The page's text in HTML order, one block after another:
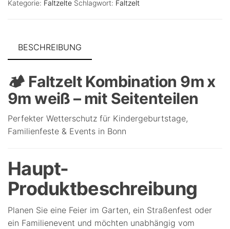
Kategorie: Faltzelte Schlagwort: Faltzelt
BESCHREIBUNG
🏕️ Faltzelt Kombination 9m x
9m weiß – mit Seitenteilen
Perfekter Wetterschutz für Kindergeburtstage,
Familienfeste & Events in Bonn
Haupt-
Produktbeschreibung
Planen Sie eine Feier im Garten, ein Straßenfest oder
ein Familienevent und möchten unabhängig vom